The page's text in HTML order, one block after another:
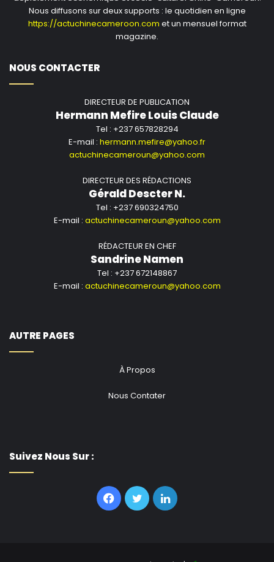
Nous diffusons sur deux supports : le quotidien en ligne
https://actuchinecameroon.com et un mensuel format
magazine.
NOUS CONTACTER
DIRECTEUR DE PUBLICATION
Hermann Mefire Louis Claude
Tel : +237 657828294
E-mail : hermann.mefire@yahoo.fr
actuchinecameroun@yahoo.com
DIRECTEUR DES RÉDACTIONS
Gérald Descter N.
Tel : +237 690324750
E-mail : actuchinecameroun@yahoo.com
RÉDACTEUR EN CHEF
Sandrine Namen
Tel : +237 672148867
E-mail : actuchinecameroun@yahoo.com
AUTRE PAGES
À Propos
Nous Contater
Suivez Nous Sur :
Facebook
TwitterLinkedin